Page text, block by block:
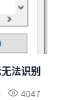
法识别网络
4047